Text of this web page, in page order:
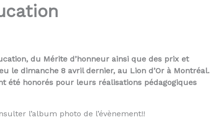
du Mérite d’honneur ainsi que des prix et
le dimanche 8 avril dernier, au Lion d’Or à Montréal.
été honorés pour leurs réalisations pédagogiques
l’album photo de l’évènement!!